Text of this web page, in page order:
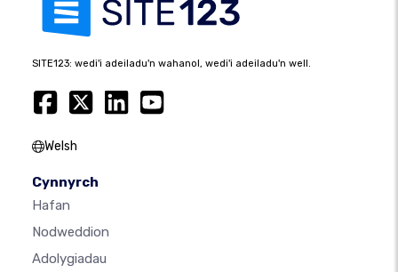
SITE123: wedi'i adeiladu'n wahanol, wedi'i adeiladu'n well.
Welsh
Cynnyrch
Hafan
Nodweddion
Adolygiadau